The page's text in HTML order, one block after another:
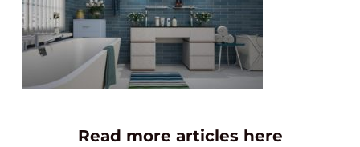
Read more articles here